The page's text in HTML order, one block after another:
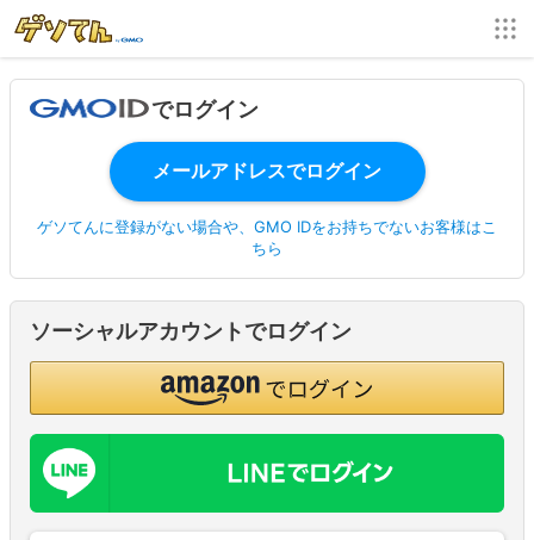
でログイン
ゲソてんに登録がない場合や、GMO IDをお持ちでないお客様はこ
ちら
ソーシャルアカウントでログイン